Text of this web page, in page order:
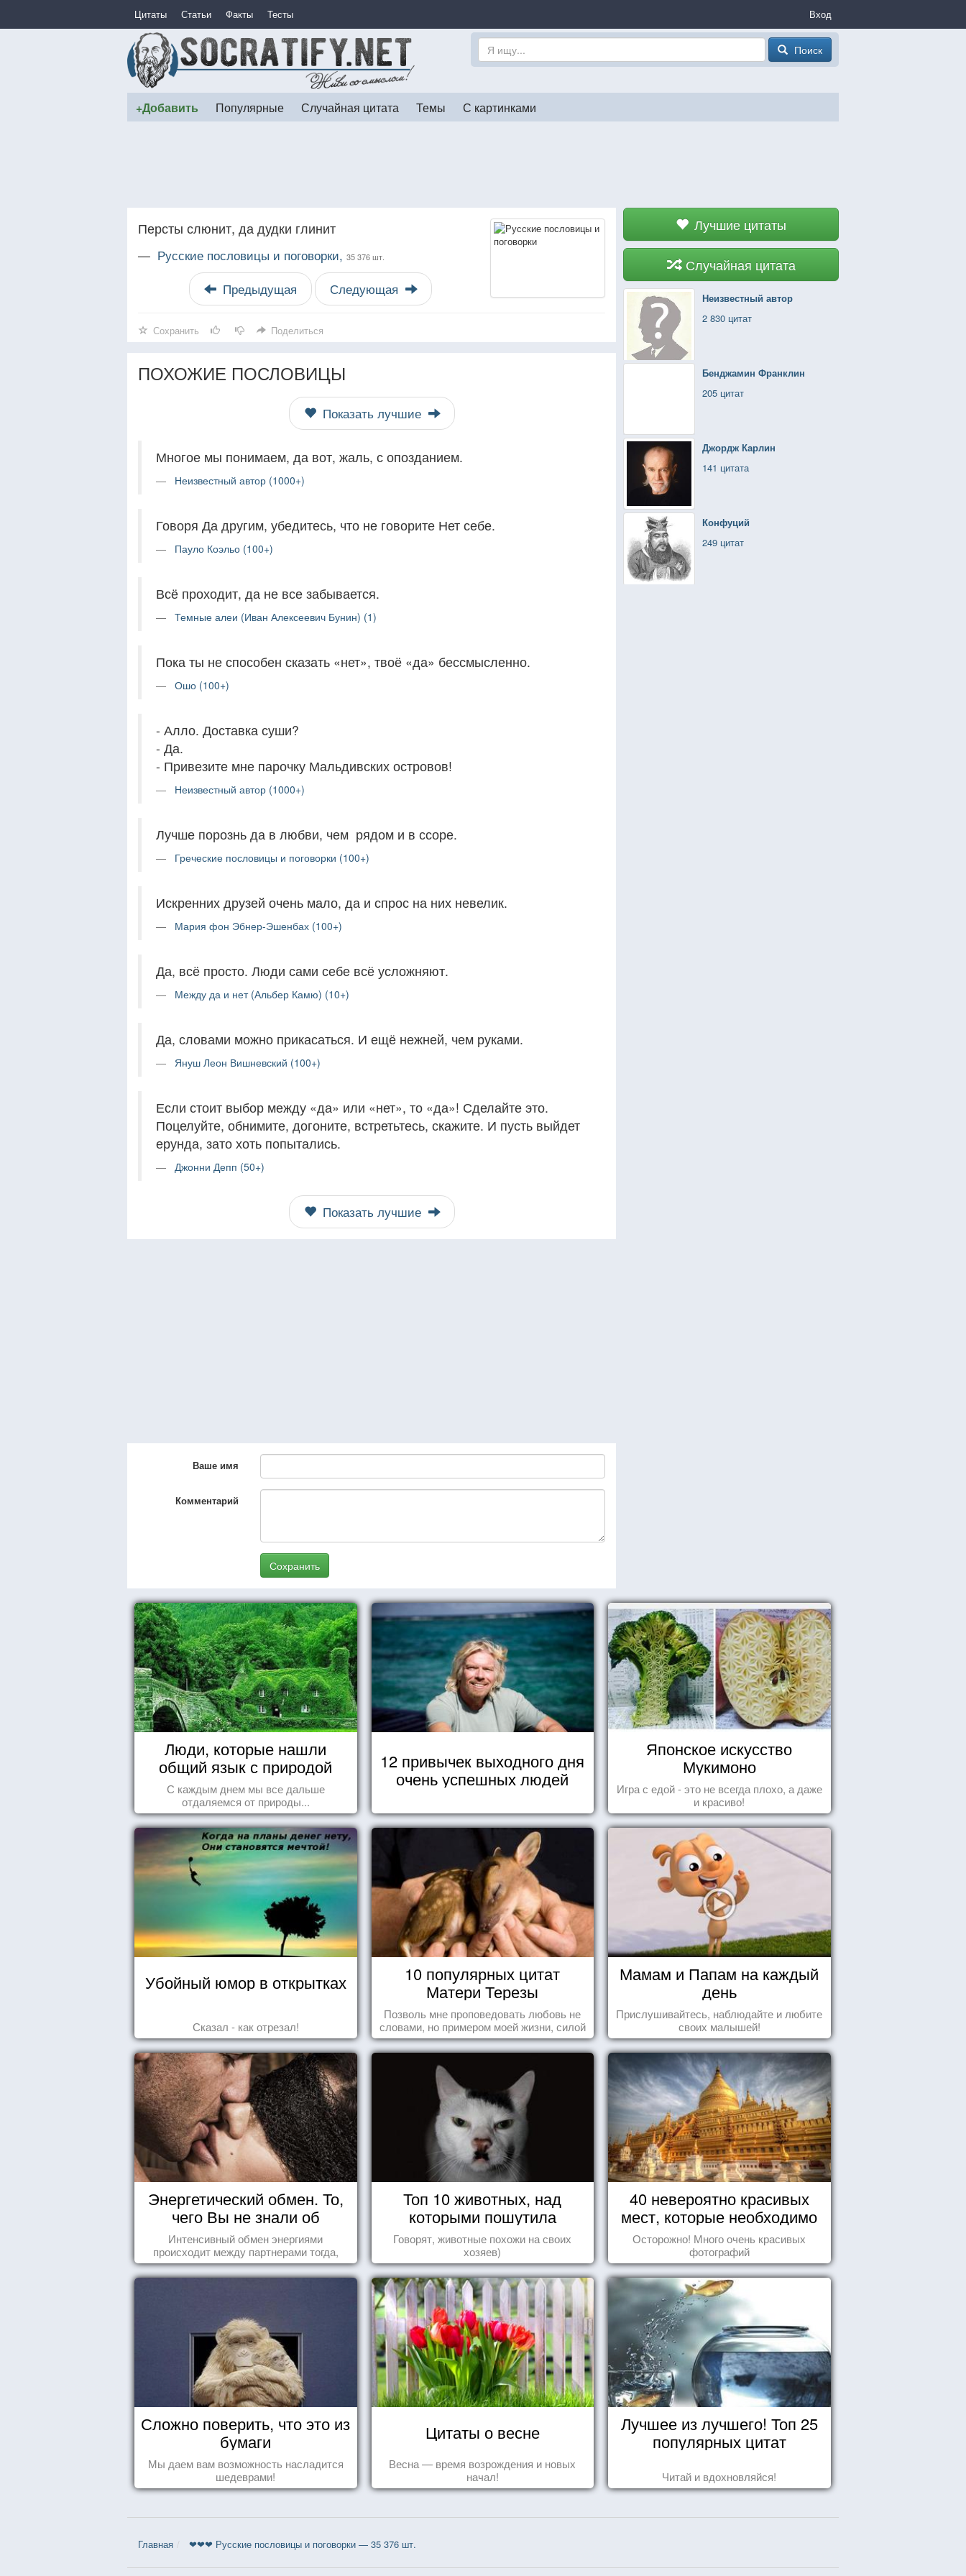
Цитаты Статьи Факты Тесты Вход
Поиск
+Добавить Популярные Случайная цитата Темы С картинками
Лучшие цитаты
Случайная цитата
Неизвестный автор
2 830 цитат
Бенджамин Франклин
205 цитат
Джордж Карлин
141 цитата
Конфуций
249 цитат
Персты слюнит, да дудки глинит
— Русские пословицы и поговорки, 35 376 шт.
Предыдущая Следующая
Сохранить Поделиться
ПОХОЖИЕ ПОСЛОВИЦЫ
Показать лучшие
Многое мы понимаем, да вот, жаль, с опозданием.
Неизвестный автор (1000+)
Говоря Да другим, убедитесь, что не говорите Нет себе.
Пауло Коэльо (100+)
Всё проходит, да не все забывается.
Темные алеи (Иван Алексеевич Бунин) (1)
Пока ты не способен сказать «нет», твоё «да» бессмысленно.
Ошо (100+)
- Алло. Доставка суши?
- Да.
- Привезите мне парочку Мальдивских островов!
Неизвестный автор (1000+)
Лучше порознь да в любви, чем рядом и в ссоре.
Греческие пословицы и поговорки (100+)
Искренних друзей очень мало, да и спрос на них невелик.
Мария фон Эбнер-Эшенбах (100+)
Да, всё просто. Люди сами себе всё усложняют.
Между да и нет (Альбер Камю) (10+)
Да, словами можно прикасаться. И ещё нежней, чем руками.
Януш Леон Вишневский (100+)
Если стоит выбор между «да» или «нет», то «да»! Сделайте это.
Поцелуйте, обнимите, догоните, встретьтесь, скажите. И пусть выйдет
ерунда, зато хоть попытались.
Джонни Депп (50+)
Показать лучшие
Ваше имя
Комментарий
Сохранить
Люди, которые нашли
общий язык с природой
С каждым днем мы все дальше
отдаляемся от природы...
12 привычек выходного дня
очень успешных людей
Японское искусство
Мукимоно
Игра с едой - это не всегда плохо, а даже
и красиво!
Убойный юмор в открытках
Сказал - как отрезал!
10 популярных цитат
Матери Терезы
Позволь мне проповедовать любовь не
словами, но примером моей жизни, силой
влечения, воодушевляющим влиянием ...
Мамам и Папам на каждый
день
Прислушивайтесь, наблюдайте и любите
своих малышей!
Энергетический обмен. То,
чего Вы не знали об
отношениях
Интенсивный обмен энергиями
происходит между партнерами тогда,
когда они испытывают симпатию друг к
другу...
Топ 10 животных, над
которыми пошутила
природа
Говорят, животные похожи на своих
хозяев)
40 невероятно красивых
мест, которые необходимо
увидеть пока вы живы
Осторожно! Много очень красивых
фотографий
Сложно поверить, что это из
бумаги
Мы даем вам возможность насладится
шедеврами!
Цитаты о весне
Весна — время возрождения и новых
начал!
Лучшее из лучшего! Топ 25
популярных цитат
Читай и вдохновляйся!
Главная ❤❤❤ Русские пословицы и поговорки — 35 376 шт.